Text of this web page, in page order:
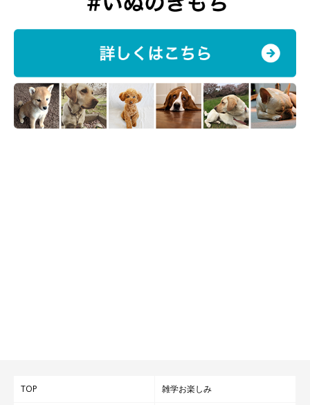
にきめ細かく配慮した、個々の犬に最適な栄養バランスのフード
TOP 雑学お楽しみ